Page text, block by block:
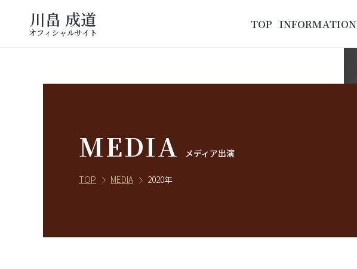
川畠 成道
オフィシャルサイト
TOP INFORMATION
MEDIA メディア出演
TOP MEDIA 2020年